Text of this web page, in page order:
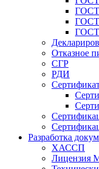
ГОСТ
ГОСТ
ГОСТ
Отказное
СГР
РДИ
Разработка
ХАССП
Лицензия